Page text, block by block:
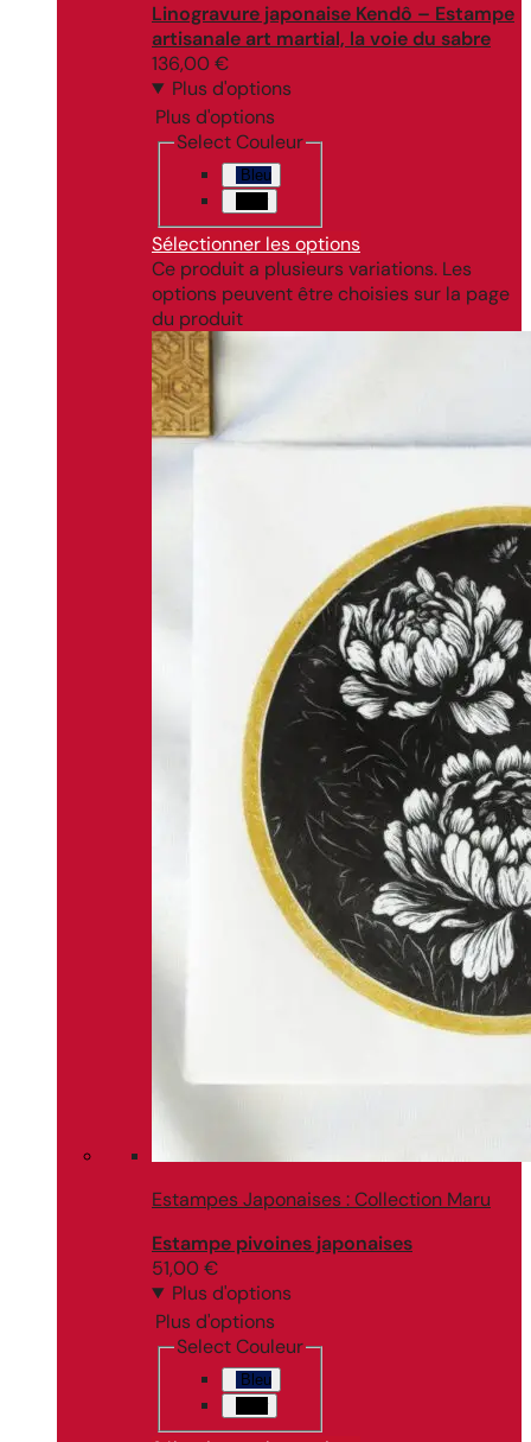
Linogravure japonaise Kendô – Estampe
artisanale art martial, la voie du sabre
136,00 €
Plus d'options
Plus d'options
Select Couleur
Bleu
Sélectionner les options
Ce produit a plusieurs variations. Les
options peuvent être choisies sur la page
du produit
Estampes Japonaises : Collection Maru
Estampe pivoines japonaises
51,00 €
Plus d'options
Plus d'options
Select Couleur
Bleu